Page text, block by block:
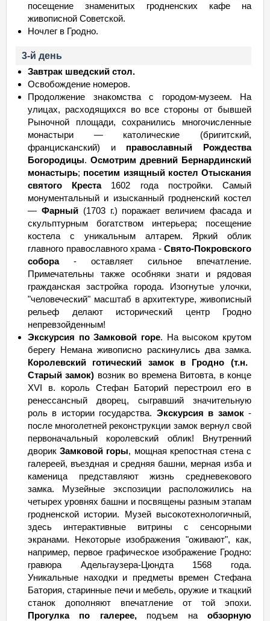
посещение знаменитых гродненских кафе на
живописной Советской.
Ночлег в Гродно.
3-й день
Завтрак шведский стол.
Освобождение номеров.
Продолжение знакомства с городом-музеем. На
улицах, расходящихся во все стороны от бывшей
Рыночной площади, сохранились многочисленные
монастыри — католические (бригитский,
францисканский) и православный Рождества
Богородицы. Осмотрим древний Бернардинский
монастырь; посетим изящный костел Отыскания
святого Креста1602 года постройки. Самый
монументальный и изысканный гродненский костел
— Фарный(1703 г.) поражает величием фасада и
скульптурным богатством интерьера; посещение
костела с уникальным алтарем. Яркий облик
главного православного храма - Свято-Покровского
собора- оставляет сильное впечатление.
Примечательны также особняки знати и рядовая
гражданская застройка города. Изогнутые улочки,
"человеческий" масштаб в архитектуре, живописный
рельеф делают исторический центр Гродно
непревзойденным!
Экскурсия по Замковой горе. На высоком крутом
берегу Немана живописно раскинулись два замка.
Королевский готический замок в Гродно (т.н.
Старый замок) возник во времена Витовта, в конце
XVI в. король Стефан Баторий перестроил его в
ренессансный дворец, сыгравший значительную
роль в истории государства. Экскурсия в замок-
после многолетней реконструкции замок вернул свой
первоначальный королевский облик! Внутренний
дворик Замковой горы, мощная крепостная стена с
галереей, въездная и средняя башни, мерная изба и
каменица представляют жизнь средневекового
замка. Музейные экспозиции расположились на
четырех уровнях башни и посвящены разным этапам
гродненской истории. Музей высокотехнологичный,
здесь интерактивные витрины с сенсорными
экранами. Некоторые изображения "оживают", как,
например, первое графическое изображение Гродно:
гравюра Адельгаузера-Цюндта 1568 года.
Уникальные находки и предметы времен Стефана
Батория, старинные печи и мебель, оружие и ткацкий
станок дополняют впечатление от той эпохи.
Прогулка по галерее,подъем наобзорную